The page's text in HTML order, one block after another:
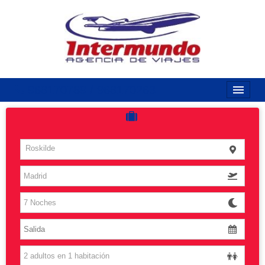
Costas
Vuelos
Islas
Caribe
Grandes Viajes
Roskilde